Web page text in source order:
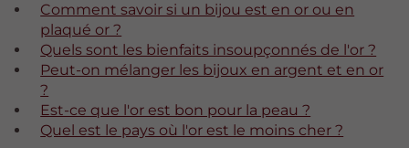
Comment savoir si un bijou est en or ou en
plaqué or ?
Quels sont les bienfaits insoupçonnés de l'or ?
Peut-on mélanger les bijoux en argent et en or
?
Est-ce que l'or est bon pour la peau ?
Quel est le pays où l'or est le moins cher ?